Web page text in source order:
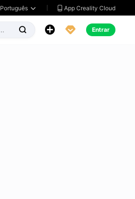
Português   App Creality Cloud
   Entrar